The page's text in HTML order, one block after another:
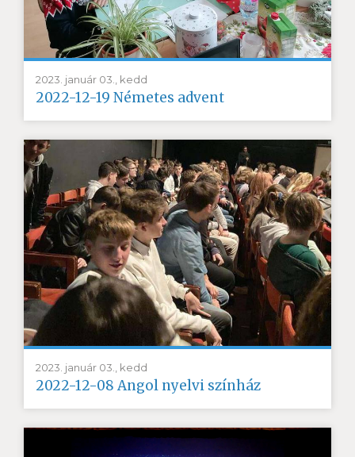
2023. január 03., kedd
2022-12-19 Németes advent
2023. január 03., kedd
2022-12-08 Angol nyelvi színház